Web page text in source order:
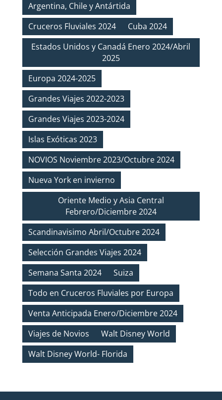
Argentina, Chile y Antártida
Cruceros Fluviales 2024
Cuba 2024
Estados Unidos y Canadá Enero 2024/Abril
2025
Europa 2024-2025
Grandes Viajes 2022-2023
Grandes Viajes 2023-2024
Islas Exóticas 2023
NOVIOS Noviembre 2023/Octubre 2024
Nueva York en invierno
Oriente Medio y Asia Central
Febrero/Diciembre 2024
Scandinavisimo Abril/Octubre 2024
Selección Grandes Viajes 2024
Semana Santa 2024
Suiza
Todo en Cruceros Fluviales por Europa
Venta Anticipada Enero/Diciembre 2024
Viajes de Novios
Walt Disney World
Walt Disney World- Florida